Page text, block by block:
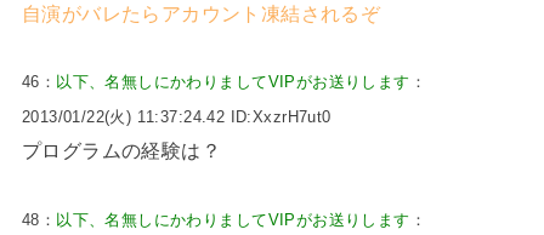
自演がバレたらアカウント凍結されるぞ
46： 以下、名無しにかわりましてVIPがお送りします ：
2013/01/22(火) 11:37:24.42 ID:XxzrH7ut0
プログラムの経験は？
48： 以下、名無しにかわりましてVIPがお送りします ：